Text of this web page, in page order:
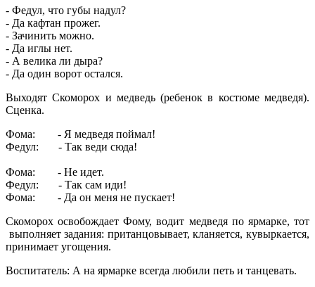
- Федул, что губы надул?
- Да кафтан прожег.
- Зачинить можно.
- Да иглы нет.
- А велика ли дыра?
- Да один ворот остался.
Выходят Скоморох и медведь (ребенок в костюме медведя).
Сценка.
Фома: - Я медведя поймал!
Федул: - Так веди сюда!
Фома: - Не идет.
Федул: - Так сам иди!
Фома: - Да он меня не пускает!
Скоморох освобождает Фому, водит медведя по ярмарке, тот
выполняет задания: пританцовывает, кланяется, кувыркается,
принимает угощения.
Воспитатель: А на ярмарке всегда любили петь и танцевать.